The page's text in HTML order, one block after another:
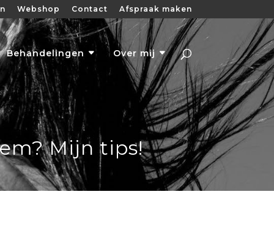
Webshop Contact Afspraak maken
Behandelingen Over mij
Mijn tips!